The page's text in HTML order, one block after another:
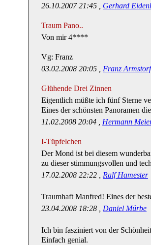
26.10.2007 21:45 , Gerhard
Traum Pano..
Von mir 4****
Vg: Franz
03.02.2008 20:05 , Franz
Glühende Drei Zinnen
Eigentlich müßte ich fünf Sterne
Eines der schönsten Panoramen
11.02.2008 20:04 , Hermann
I-Tüpfelchen
Der Mond ist bei diesem
zu dieser stimmungsvollen und
17.02.2008 22:22 , Ralf Hamester
Traumhaft Manfred! Eines der
23.04.2008 18:28 , Daniel Mürbe
Ich bin fasziniert von der
Einfach genial.